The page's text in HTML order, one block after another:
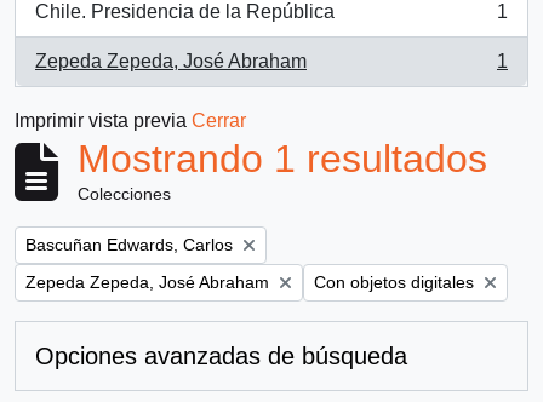
Chile. Presidencia de la República
, 1 resultados
1
Zepeda Zepeda, José Abraham
, 1 resultados
1
Imprimir vista previa Cerrar
Mostrando 1 resultados
Colecciones
Remove filter:
Bascuñan Edwards, Carlos
Remove filter:
Zepeda Zepeda, José Abraham Remove filter:
Con objetos digitales
Opciones avanzadas de búsqueda